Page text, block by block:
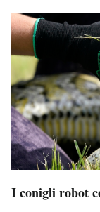
I conigli robot